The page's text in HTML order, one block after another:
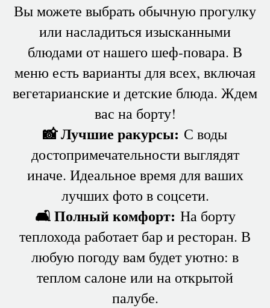
Вы можете выбрать обычную прогулку
или насладиться изысканными
блюдами от нашего шеф-повара. В
меню есть варианты для всех, включая
вегетарианские и детские блюда. Ждем
вас на борту!
📸 Лучшие ракурсы: С воды
достопримечательности выглядят
иначе. Идеальное время для ваших
лучших фото в соцсети.
🛋 Полный комфорт: На борту
теплохода работает бар и ресторан. В
любую погоду вам будет уютно: в
теплом салоне или на открытой
палубе.